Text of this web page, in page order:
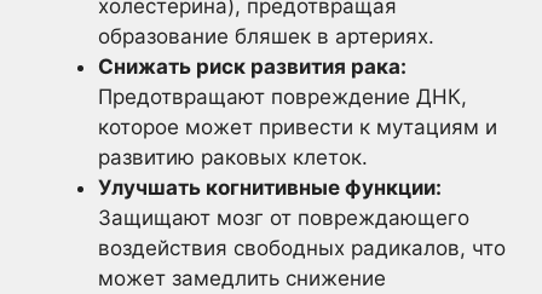
холестерина), предотвращая
образование бляшек в артериях.
Снижать риск развития рака:
Предотвращают повреждение ДНК,
которое может привести к мутациям и
развитию раковых клеток.
Улучшать когнитивные функции:
Защищают мозг от повреждающего
воздействия свободных радикалов, что
может замедлить снижение